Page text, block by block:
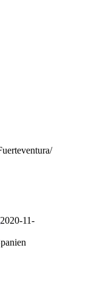
2020-11-